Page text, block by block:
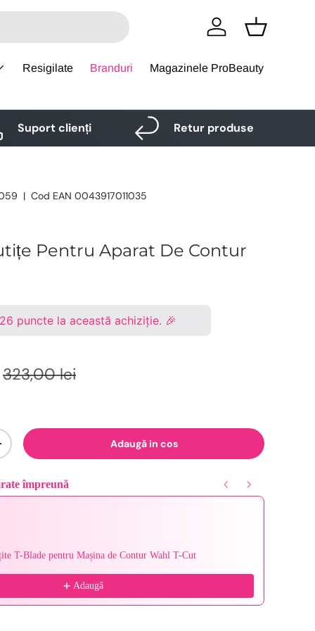
Logare Cos
Resigilate Branduri Magazinele ProBeauty
Suport clienți Retur produse
| Cod EAN 0043917011035
Pentru Aparat De Contur
puncte la această achiziție. 🎉
323,00 lei
Adaugă in cos
împreună
buttons to navigate through product recommendations, or scroll
T-Blade pentru Mașina de Contur Wahl T-Cut
Adaugă